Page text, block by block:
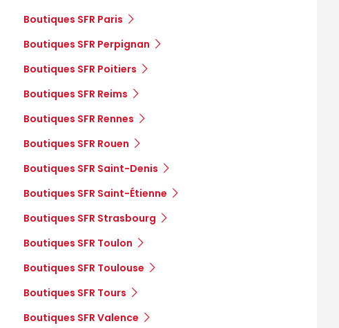
Boutiques SFR Paris
Boutiques SFR Perpignan
Boutiques SFR Poitiers
Boutiques SFR Reims
Boutiques SFR Rennes
Boutiques SFR Rouen
Boutiques SFR Saint-Denis
Boutiques SFR Saint-Étienne
Boutiques SFR Strasbourg
Boutiques SFR Toulon
Boutiques SFR Toulouse
Boutiques SFR Tours
Boutiques SFR Valence